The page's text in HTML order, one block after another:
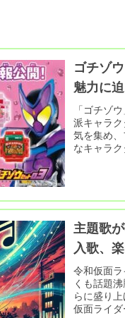
ゴチゾ
魅力に
「ゴチゾ
派キャラ
気を集め
なキャラ
主題歌
入歌、
令和仮面
くも話題
らに盛り
仮面ライダ